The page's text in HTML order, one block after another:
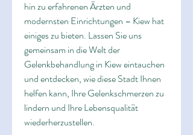
hin zu erfahrenen Ärzten und
modernsten Einrichtungen – Kiew hat
einiges zu bieten. Lassen Sie uns
gemeinsam in die Welt der
Gelenkbehandlung in Kiew eintauchen
und entdecken, wie diese Stadt Ihnen
helfen kann, Ihre Gelenkschmerzen zu
lindern und Ihre Lebensqualität
wiederherzustellen.